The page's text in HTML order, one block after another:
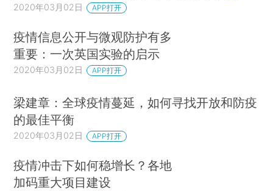
2020年03月02日 APP打开
疫情信息公开与微观防护有多
重要：一次英国实验的启示
2020年03月02日 APP打开
梁建章：全球疫情蔓延，如何寻找开放和防疫
的最佳平衡
2020年03月02日 APP打开
疫情冲击下如何稳增长？各地
加码重大项目建设